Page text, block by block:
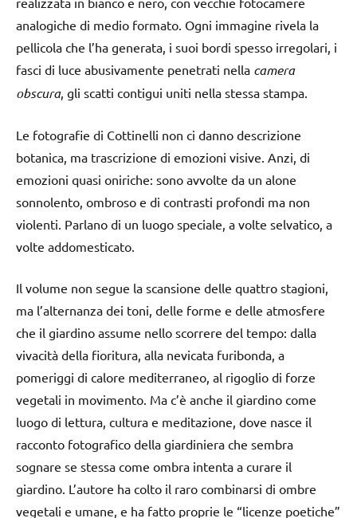
analogiche di medio formato. Ogni immagine rivela la
pellicola che l’ha generata, i suoi bordi spesso irregolari, i
fasci di luce abusivamente penetrati nella camera
obscura, gli scatti contigui uniti nella stessa stampa.
Le fotografie di Cottinelli non ci danno descrizione
botanica, ma trascrizione di emozioni visive. Anzi, di
emozioni quasi oniriche: sono avvolte da un alone
sonnolento, ombroso e di contrasti profondi ma non
violenti. Parlano di un luogo speciale, a volte selvatico, a
volte addomesticato.
Il volume non segue la scansione delle quattro stagioni,
ma l’alternanza dei toni, delle forme e delle atmosfere
che il giardino assume nello scorrere del tempo: dalla
vivacità della fioritura, alla nevicata furibonda, a
pomeriggi di calore mediterraneo, al rigoglio di forze
vegetali in movimento. Ma c’è anche il giardino come
luogo di lettura, cultura e meditazione, dove nasce il
racconto fotografico della giardiniera che sembra
sognare se stessa come ombra intenta a curare il
giardino. L’autore ha colto il raro combinarsi di ombre
vegetali e umane, e ha fatto proprie le “licenze poetiche”